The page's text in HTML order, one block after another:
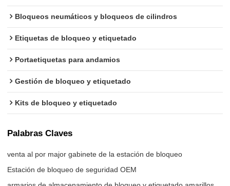
Bloqueos neumáticos y bloqueos de cilindros
Etiquetas de bloqueo y etiquetado
Portaetiquetas para andamios
Gestión de bloqueo y etiquetado
Kits de bloqueo y etiquetado
Palabras Claves
venta al por major gabinete de la estación de bloqueo
Estación de bloqueo de seguridad OEM